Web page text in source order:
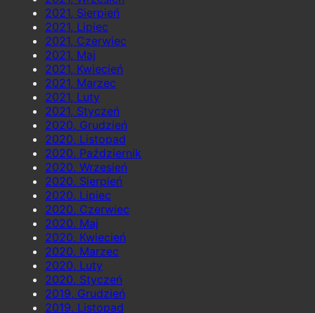
2021, Sierpień
2021, Lipiec
2021, Czerwiec
2021, Maj
2021, Kwiecień
2021, Marzec
2021, Luty
2021, Styczeń
2020, Grudzień
2020, Listopad
2020, Październik
2020, Wrzesień
2020, Sierpień
2020, Lipiec
2020, Czerwiec
2020, Maj
2020, Kwiecień
2020, Marzec
2020, Luty
2020, Styczeń
2019, Grudzień
2019, Listopad